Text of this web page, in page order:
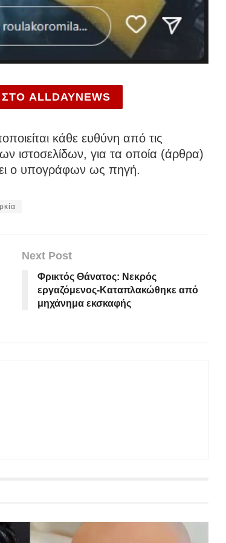
ALLDAYNEWS
κάθε ευθύνη από τις
ιστοσελίδων, για τα οποία (άρθρα)
ο υπογράφων ως πηγή.
Next Post
Φρικτός Θάνατος: Νεκρός
εργαζόμενος-Καταπλακώθηκε από
μηχάνημα εκσκαφής